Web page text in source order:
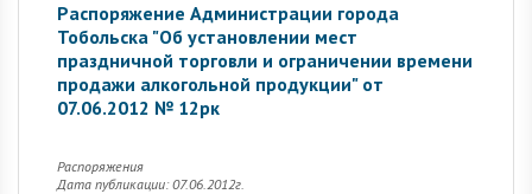
Распоряжение Администрации города
Тобольска "Об установлении мест
праздничной торговли и ограничении времени
продажи алкогольной продукции" от
07.06.2012 № 12рк
Распоряжения
Дата публикации: 07.06.2012г.